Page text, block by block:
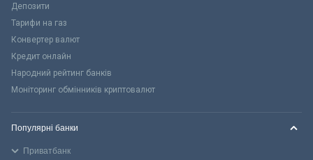
Депозити
Тарифи на газ
Конвертер валют
Кредит онлайн
Народний рейтинг банків
Моніторинг обмінників криптовалют
Популярні банки
Приватбанк